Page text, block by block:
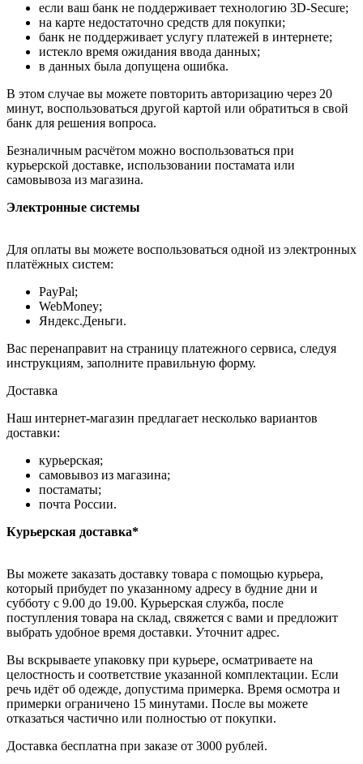
если ваш банк не поддерживает технологию 3D-Secure;
на карте недостаточно средств для покупки;
банк не поддерживает услугу платежей в интернете;
истекло время ожидания ввода данных;
в данных была допущена ошибка.
В этом случае вы можете повторить авторизацию через 20
минут, воспользоваться другой картой или обратиться в свой
банк для решения вопроса.
Безналичным расчётом можно воспользоваться при
курьерской доставке, использовании постамата или
самовывоза из магазина.
Электронные системы
Для оплаты вы можете воспользоваться одной из электронных
платёжных систем:
PayPal;
WebMoney;
Яндекс.Деньги.
Вас перенаправит на страницу платежного сервиса, следуя
инструкциям, заполните правильную форму.
Доставка
Наш интернет-магазин предлагает несколько вариантов
доставки:
курьерская;
самовывоз из магазина;
постаматы;
почта России.
Курьерская доставка*
Вы можете заказать доставку товара с помощью курьера,
который прибудет по указанному адресу в будние дни и
субботу с 9.00 до 19.00. Курьерская служба, после
поступления товара на склад, свяжется с вами и предложит
выбрать удобное время доставки. Уточнит адрес.
Вы вскрываете упаковку при курьере, осматриваете на
целостность и соответствие указанной комплектации. Если
речь идёт об одежде, допустима примерка. Время осмотра и
примерки ограничено 15 минутами. После вы можете
отказаться частично или полностью от покупки.
Доставка бесплатна при заказе от 3000 рублей.